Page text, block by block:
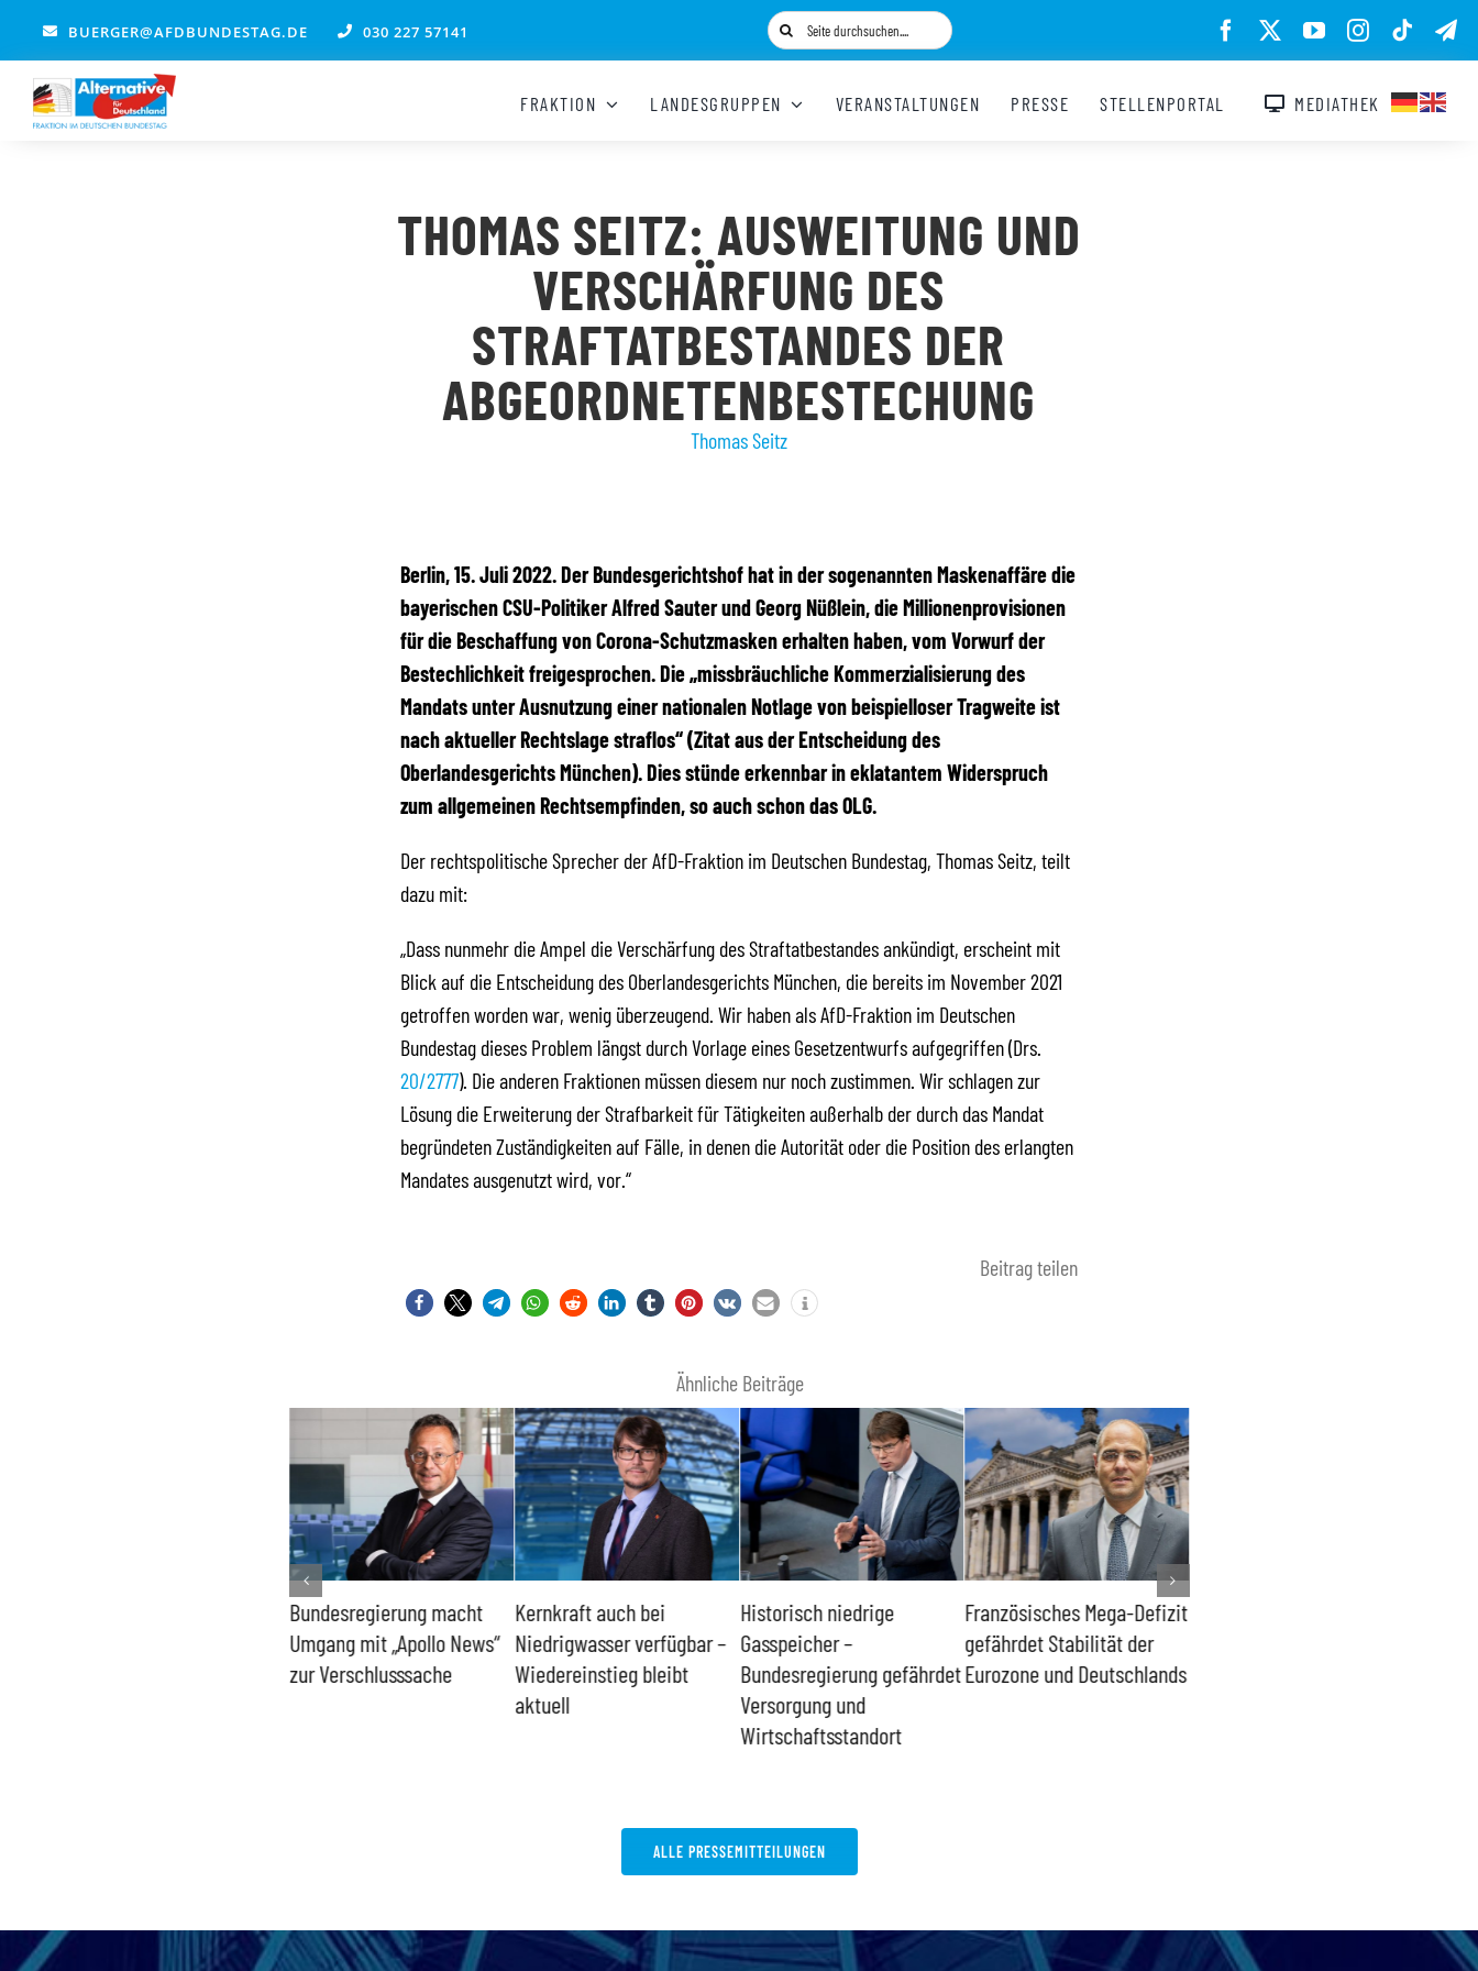
springen
BUERGER@AFDBUNDESTAG.DE 030 227 57141
Suche
nach:
FRAKTION LANDESGRUPPEN VERANSTALTUNGEN PRESSE STELLENPORTAL MEDIATHEK
THOMAS SEITZ: AUSWEITUNG UND
VERSCHÄRFUNG DES
STRAFTATBESTANDES DER
ABGEORDNETENBESTECHUNG
Thomas Seitz
Berlin, 15. Juli 2022. Der Bundesgerichtshof hat in der sogenannten Maskenaffäre die
bayerischen CSU-Politiker Alfred Sauter und Georg Nüßlein, die Millionenprovisionen
für die Beschaffung von Corona-Schutzmasken erhalten haben, vom Vorwurf der
Bestechlichkeit freigesprochen. Die „missbräuchliche Kommerzialisierung des
Mandats unter Ausnutzung einer nationalen Notlage von beispielloser Tragweite ist
nach aktueller Rechtslage straflos“ (Zitat aus der Entscheidung des
Oberlandesgerichts München). Dies stünde erkennbar in eklatantem Widerspruch
zum allgemeinen Rechtsempfinden, so auch schon das OLG.
Der rechtspolitische Sprecher der AfD-Fraktion im Deutschen Bundestag, Thomas Seitz, teilt
dazu mit:
„Dass nunmehr die Ampel die Verschärfung des Straftatbestandes ankündigt, erscheint mit
Blick auf die Entscheidung des Oberlandesgerichts München, die bereits im November 2021
getroffen worden war, wenig überzeugend. Wir haben als AfD-Fraktion im Deutschen
Bundestag dieses Problem längst durch Vorlage eines Gesetzentwurfs aufgegriffen (Drs.
20/2777). Die anderen Fraktionen müssen diesem nur noch zustimmen. Wir schlagen zur
Lösung die Erweiterung der Strafbarkeit für Tätigkeiten außerhalb der durch das Mandat
begründeten Zuständigkeiten auf Fälle, in denen die Autorität oder die Position des erlangten
Mandates ausgenutzt wird, vor.“
Beitrag teilen
Ähnliche Beiträge
Bundesregierung macht
Umgang mit „Apollo News“
zur Verschlusssache
Kernkraft auch bei
Niedrigwasser verfügbar –
Wiedereinstieg bleibt
aktuell
Historisch niedrige
Gasspeicher –
Bundesregierung gefährdet
Versorgung und
Wirtschaftsstandort
Französisches Mega-Defizit
gefährdet Stabilität der
Eurozone und Deutschlands
ALLE PRESSEMITTEILUNGEN